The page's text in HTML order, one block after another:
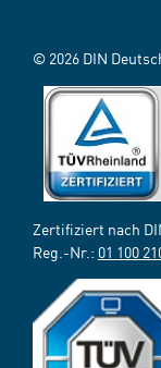
© 2026 DIN
Zertifiziert nach
Reg.-Nr.: 01 100